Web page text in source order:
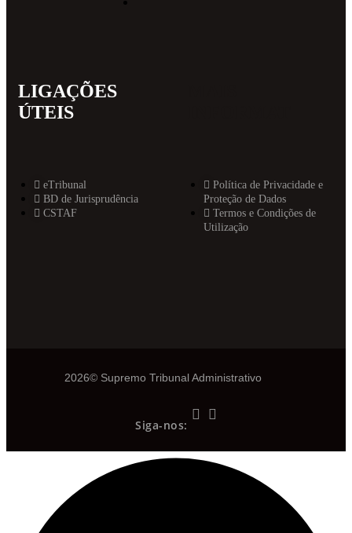
LIGAÇÕES
ÚTEIS
eTribunal
BD de Jurisprudência
CSTAF
Política de Privacidade e
Proteção de Dados
Termos e Condições de
Utilização
2026© Supremo Tribunal Administrativo
Siga-nos: